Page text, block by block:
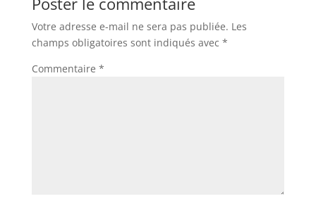
Votre adresse e-mail ne sera pas publiée. Les
champs obligatoires sont indiqués avec *
Commentaire *